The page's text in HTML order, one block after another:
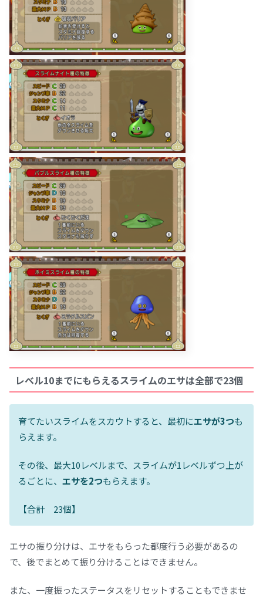
レベル10までにもらえるスライムのエサは全部で23個
育てたいスライムをスカウトすると、最初にエサが3つも
らえます。
その後、最大10レベルまで、スライムが1レベルずつ上が
るごとに、 エサを2つもらえます。
【合計 23個】
エサの振り分けは、エサをもらった都度行う必要があるの
で、後でまとめて振り分けることはできません。
また、一度振ったステータスをリセットすることもできませ